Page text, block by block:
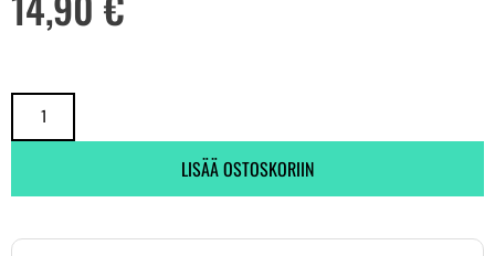
LISÄÄ OSTOSKORIIN